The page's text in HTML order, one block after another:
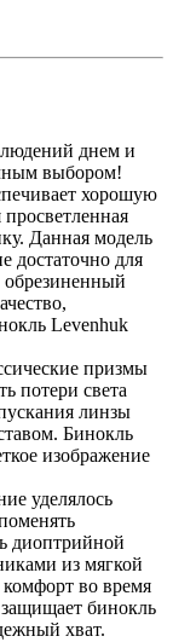
днем и
выбором!
хорошую
Данная модель
достаточно для
Levenhuk
призмы
потери света
линзы
Бинокль
изображение
уделялось
диоптрийной
из мягкой
во время
бинокль
хват.